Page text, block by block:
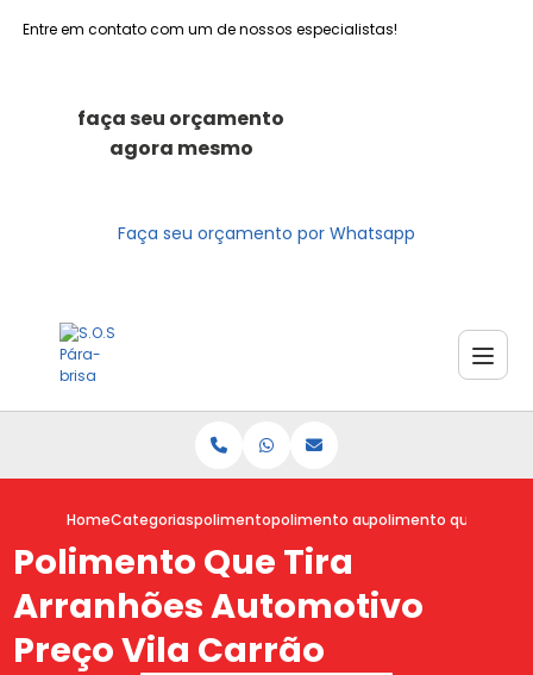
Entre em contato com um de nossos especialistas!
faça seu orçamento
agora mesmo
Faça seu orçamento por Whatsapp
HomeCategoriaspolimentopolimento automotivo a domicilio
polimento que tira
Polimento Que Tira
Arranhões Automotivo
Preço Vila Carrão